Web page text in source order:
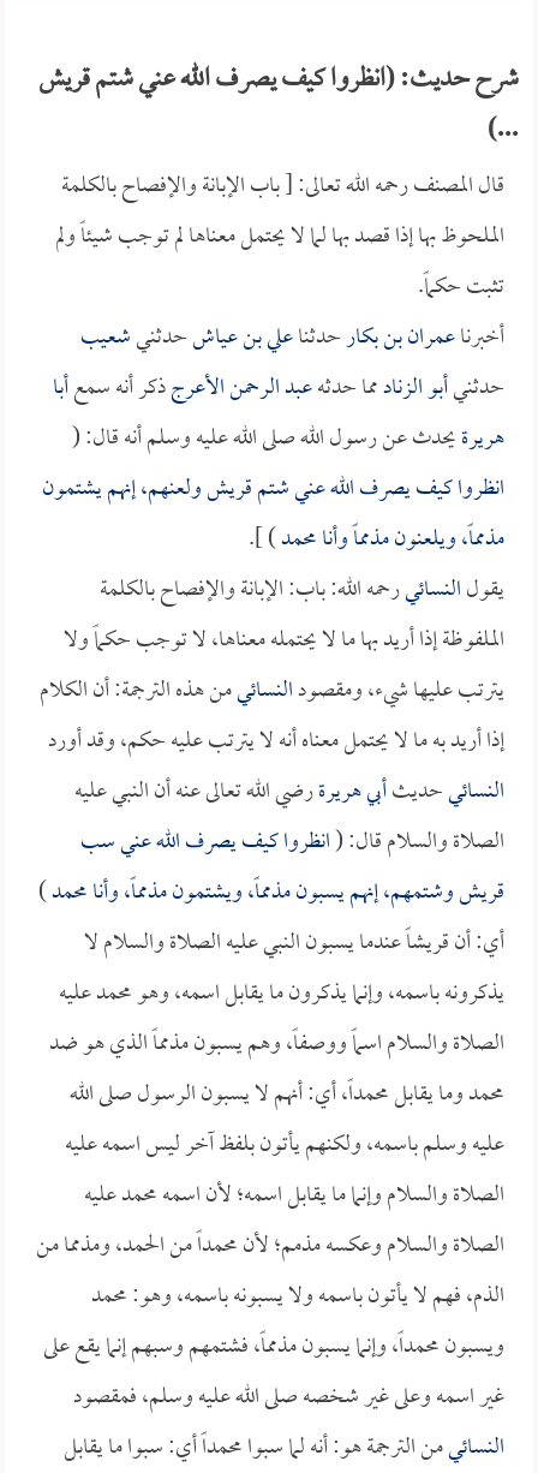
شرح حديث: (انظروا كيف يصرف الله عني شتم قريش
...)
قال المصنف رحمه الله تعالى: [ باب الإبانة والإفصاح بالكلمة
الملحوظ بها إذا قصد بها لما لا يحتمل معناها لم توجب شيئاً ولم
تثبت حكماً.
أخبرناعمران بن بكارحدثناعلي بن عياشحدثنيشعيب
حدثنيأبو الزنادمما حدثهعبد الرحمن الأعرجذكر أنه سمعأبا
هريرةيحدث عن رسول الله صلى الله عليه وسلم أنه قال: (
انظروا كيف يصرف الله عني شتم قريش ولعنهم، إنهم يشتمون
مذمماً، ويلعنون مذمماً وأنا محمد) ].
يقولالنسائيرحمه الله: باب: الإبانة والإفصاح بالكلمة
الملفوظة إذا أريد بها ما لا يحتمله معناها، لا توجب حكماً ولا
يترتب عليها شيء، ومقصودالنسائيمن هذه الترجمة: أن الكلام
إذا أريد به ما لا يحتمل معناه أنه لا يترتب عليه حكم، وقد أورد
النسائيحديثأبي هريرةرضي الله تعالى عنه أن النبي عليه
الصلاة والسلام قال: (انظروا كيف يصرف الله عني سب
قريش وشتمهم، إنهم يسبون مذمماً، ويشتمون مذمماً، وأنا محمد)
أي: أن قريشاً عندما يسبون النبي عليه الصلاة والسلام لا
يذكرونه باسمه، وإنما يذكرون ما يقابل اسمه، وهو محمد عليه
الصلاة والسلام اسماً ووصفاً، وهم يسبون مذمماً الذي هو ضد
محمد وما يقابل محمداً، أي: أنهم لا يسبون الرسول صلى الله
عليه وسلم باسمه، ولكنهم يأتون بلفظ آخر ليس اسمه عليه
الصلاة والسلام وإنما ما يقابل اسمه؛ لأن اسمه محمد عليه
الصلاة والسلام وعكسه مذمم؛ لأن محمداً من الحمد، ومذمما من
الذم، فهم لا يأتون باسمه ولا يسبونه باسمه، وهو: محمد
ويسبون محمداً، وإنما يسبون مذمماً، فشتمهم وسبهم إنما يقع على
غير اسمه وعلى غير شخصه صلى الله عليه وسلم، فمقصود
النسائيمن الترجمة هو: أنه لما سبوا محمداً أي: سبوا ما يقابل